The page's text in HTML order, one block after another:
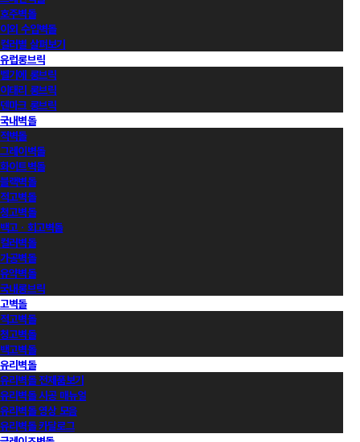
호주벽돌
이외 수입벽돌
컬러별 살펴보기
유럽롱브릭
벨기에 롱브릭
이태리 롱브릭
덴마크 롱브릭
국내벽돌
적벽돌
그레이벽돌
화이트벽돌
블랙벽돌
적고벽돌
청고벽돌
백고ㆍ회고벽돌
컬러벽돌
가공벽돌
유약벽돌
국내롱브릭
고벽돌
적고벽돌
청고벽돌
백고벽돌
유리벽돌
유리벽돌 전제품보기
유리벽돌 시공 매뉴얼
유리벽돌 영상 모음
유리벽돌 카달로그